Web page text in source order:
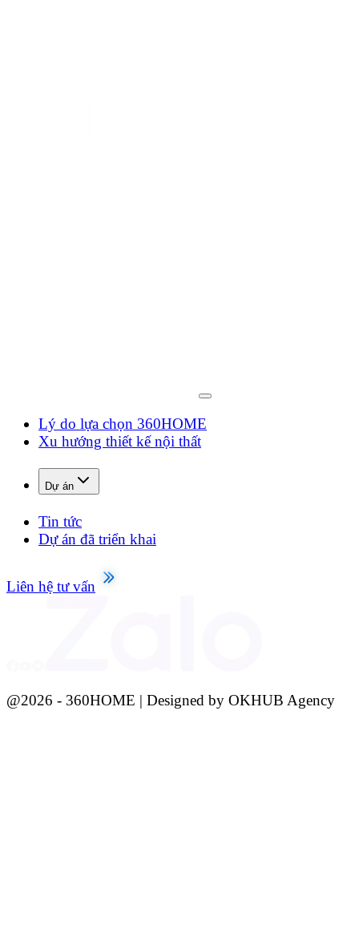
Lý do lựa chọn 360HOME
Xu hướng thiết kế nội thất
Dự án
Tin tức
Dự án đã triển khai
Liên hệ tư vấn
@2026 - 360HOME | Designed by OKHUB Agency